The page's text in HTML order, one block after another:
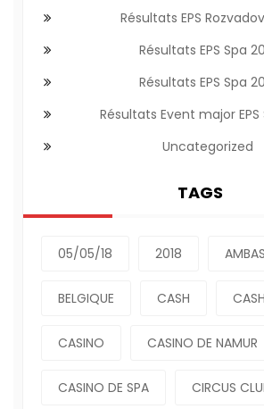
Résultats EPS
Résultats EPS Spa
Résultats EPS Spa
Résultats Event major EPS
Uncategorized
TAGS
05/05/18 2018
BELGIQUE CASH
CASINO CASINO DE NAMUR
CASINO DE SPA CIRCUS